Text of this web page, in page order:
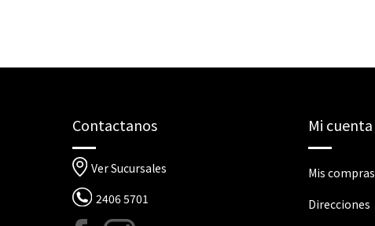
Contactanos
Ver Sucursales
2406 5701
Mi cuenta
Mis compras
Direcciones